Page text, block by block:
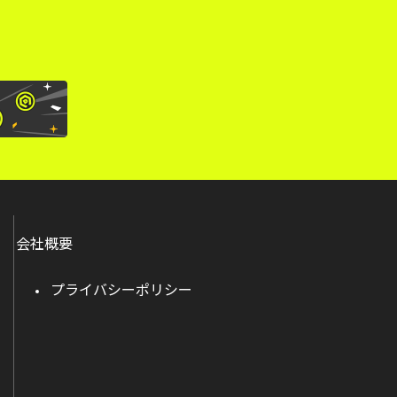
会社概要
プライバシーポリシー